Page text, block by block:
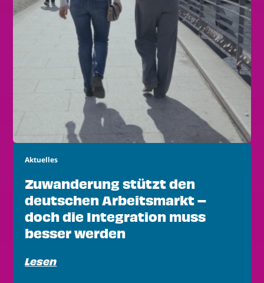
Aktuelles
Zuwanderung stützt den
deutschen Arbeitsmarkt –
doch die Integration muss
besser werden
Lesen